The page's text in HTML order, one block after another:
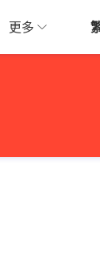
01深圳
更多